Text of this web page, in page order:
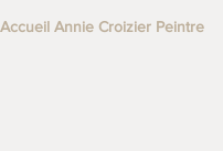
Accueil Annie Croizier Peintre